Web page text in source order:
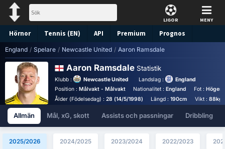
LIGOR MENY
Hörnor Tennis (EN) API Premium Prognos
England / Spelare / Newcastle United / Aaron Ramsdale
Aaron Ramsdale Statistik
Klubb : Newcastle United Landslag :
England
Position : Målvakt - Målvakt Nationalitet :England Fot :
Ålder (Födelsedag) : 28 (14/5/1998) Längd :190cm Vikt : 88kg
Allmän Mål, xG, skott Assists och passningar Dribbling
2025/2026 2024/2025 2023/2024 2022/2023